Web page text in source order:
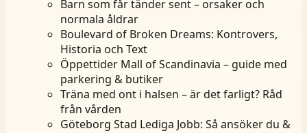
Barn som får tänder sent – orsaker och
normala åldrar
Boulevard of Broken Dreams: Kontrovers,
Historia och Text
Öppettider Mall of Scandinavia – guide med
parkering & butiker
Träna med ont i halsen – är det farligt? Råd
från vården
Göteborg Stad Lediga Jobb: Så ansöker du &